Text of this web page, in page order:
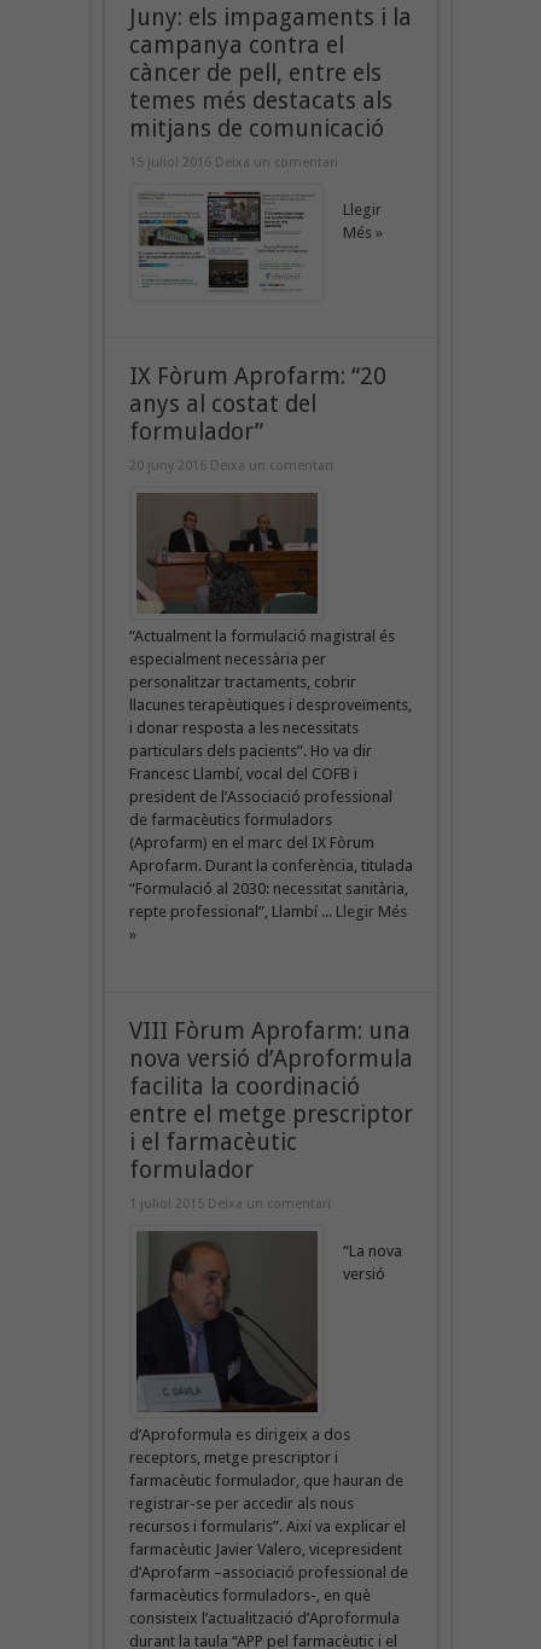
Juny: els impagaments i la
campanya contra el
càncer de pell, entre els
temes més destacats als
mitjans de comunicació
15 juliol 2016 Deixa un comentari
Llegir
Més »
IX Fòrum Aprofarm: “20
anys al costat del
formulador”
20 juny 2016 Deixa un comentari
“Actualment la formulació magistral és
especialment necessària per
personalitzar tractaments, cobrir
llacunes terapèutiques i desproveïments,
i donar resposta a les necessitats
particulars dels pacients”. Ho va dir
Francesc Llambí, vocal del COFB i
president de l’Associació professional
de farmacèutics formuladors
(Aprofarm) en el marc del IX Fòrum
Aprofarm. Durant la conferència, titulada
“Formulació al 2030: necessitat sanitària,
repte professional”, Llambí ... Llegir Més
»
VIII Fòrum Aprofarm: una
nova versió d’Aproformula
facilita la coordinació
entre el metge prescriptor
i el farmacèutic
formulador
1 juliol 2015 Deixa un comentari
“La nova
versió
d’Aproformula es dirigeix a dos
receptors, metge prescriptor i
farmacèutic formulador, que hauran de
registrar-se per accedir als nous
recursos i formularis”. Així va explicar el
farmacèutic Javier Valero, vicepresident
d’Aprofarm –associació professional de
farmacèutics formuladors-, en què
consisteix l’actualització d’Aproformula
durant la taula “APP pel farmacèutic i el